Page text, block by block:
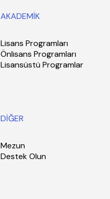
AKADEMİK
Lisans Programları
Önlisans Programları
Lisansüstü Programlar
DİĞER
Mezun
Destek Olun